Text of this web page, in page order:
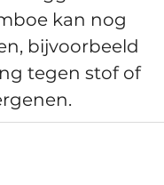
kan nog
bijvoorbeeld
tegen stof of